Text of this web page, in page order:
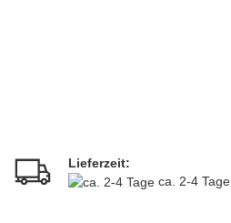
Lieferzeit:
ca. 2-4 Tage